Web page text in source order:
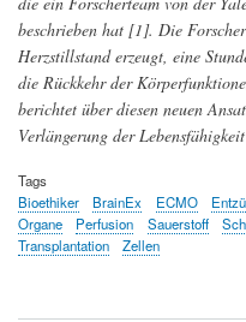
beschrieben hat [1]. Die
Herzstillstand erzeugt, eine
die Rückkehr der
berichtet über diesen neuen
Verlängerung der
Tags
Bioethiker
BrainEx ECMO
Organe
Perfusion Sauerstoff
Transplantation
Zellen